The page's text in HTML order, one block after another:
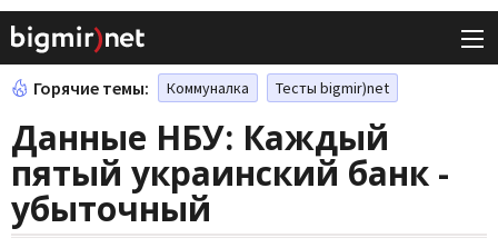
Горячие темы: Коммуналка Тесты bigmir)net
Данные НБУ: Каждый
пятый украинский банк -
убыточный